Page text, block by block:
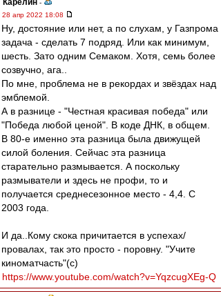
Карелин -
28 апр 2022 18:08
Ну, достояние или нет, а по слухам, у Газпрома
задача - сделать 7 подряд. Или как минимум,
шесть. Зато одним Семаком. Хотя, семь более
созвучно, ага..
По мне, проблема не в рекордах и звёздах над
эмблемой.
А в разнице - "Честная красивая победа" или
"Победа любой ценой". В коде ДНК, в общем.
В 80-е именно эта разница была движущей
силой боления. Сейчас эта разница
старательно размывается. А поскольку
размыватели и здесь не профи, то и
получается среднесезонное место - 4,4. С
2003 года.
И да..Кому скока причитается в успехах/
провалах, так это просто - поровну. "Учите
киноматчасть"(с)
https://www.youtube.com/watch?v=YqzcugXEg-Q